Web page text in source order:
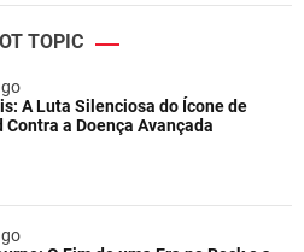
TOPIC
A Luta Silenciosa do Ícone de
Contra a Doença Avançada